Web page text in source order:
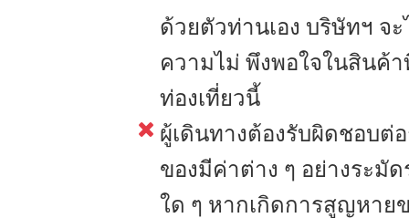
ด้วยตัวท่านเอง บริษัทฯ จ
ความไม่ พึงพอใจในสินค้
ท่องเที่ยวนี้
ผู้เดินทางต้องรับผิดชอบต่
ของมีค่าต่าง ๆ อย่างระมั
ใด ๆ หากเกิดการสูญหาย